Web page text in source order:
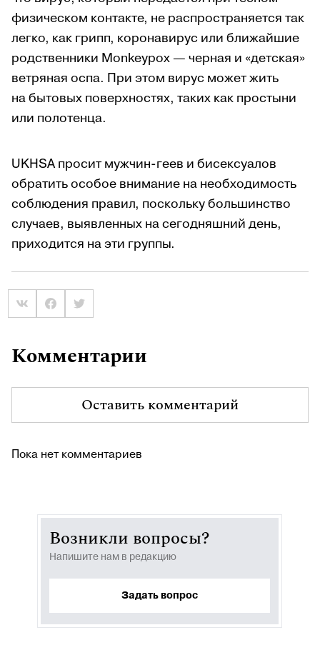
физическом контакте, не распространяется так
легко, как грипп, коронавирус или ближайшие
родственники Monkeypox — черная и «детская»
ветряная оспа. При этом вирус может жить
на бытовых поверхностях, таких как простыни
или полотенца.
UKHSA просит мужчин-геев и бисексуалов
обратить особое внимание на необходимость
соблюдения правил, поскольку большинство
случаев, выявленных на сегодняшний день,
приходится на эти группы.
Комментарии
Оставить комментарий
Пока нет комментариев
Возникли вопросы?
Напишите нам в редакцию
Задать вопрос